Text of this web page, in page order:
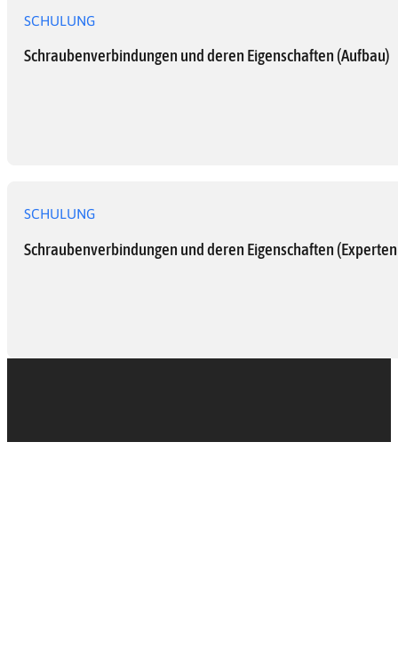
SCHULUNG
Schraubenverbindungen und deren Eigenschaften (Aufbau)
SCHULUNG
Schraubenverbindungen und deren Eigenschaften